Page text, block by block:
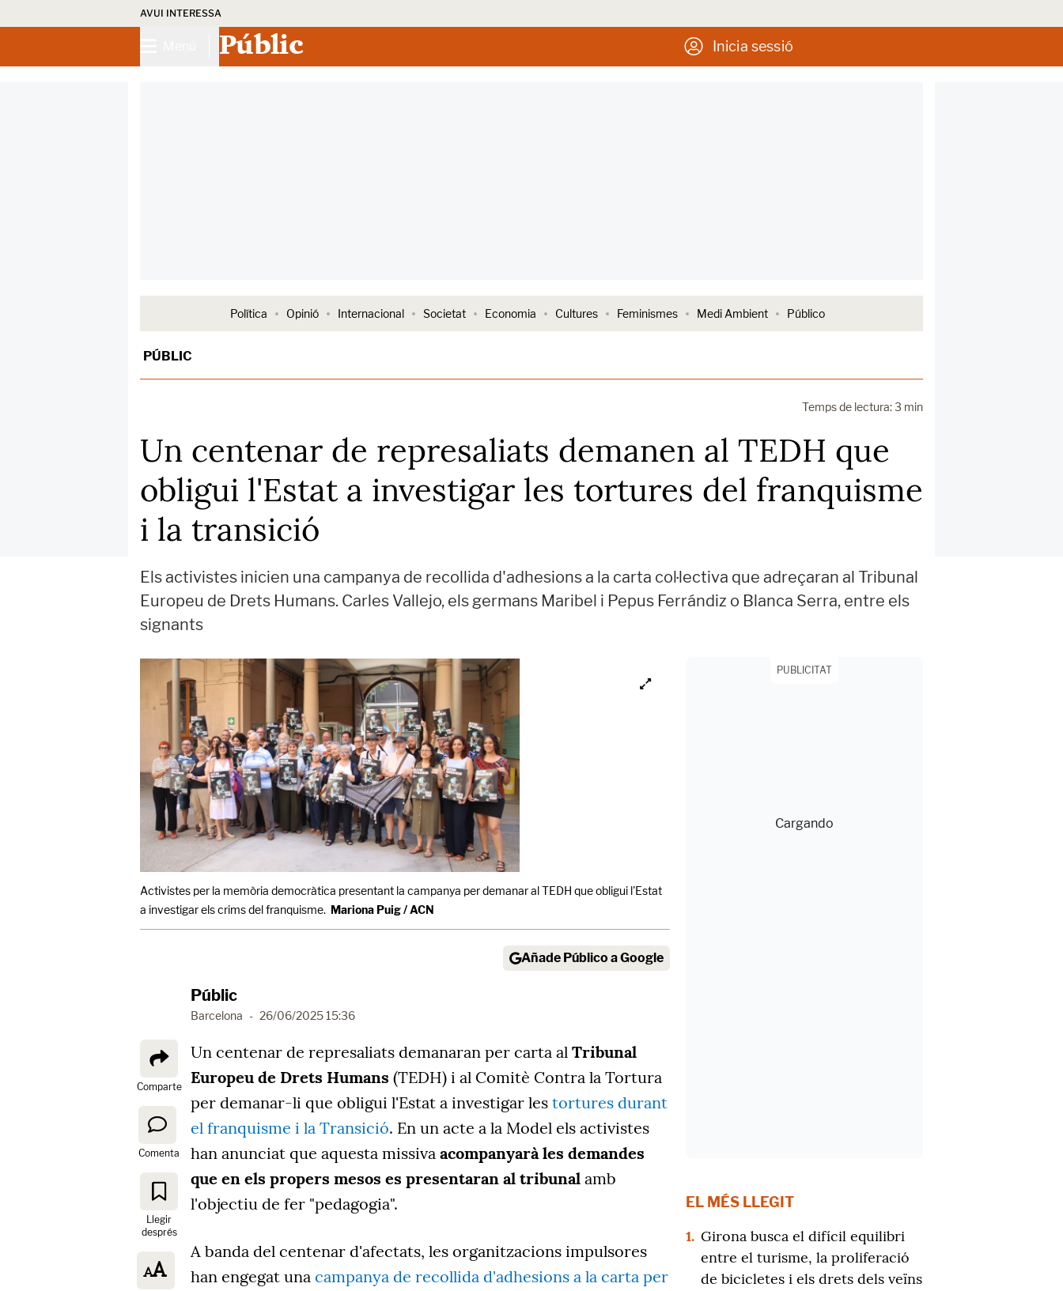
AVUI INTERESSA
Públic Inicia sessió
Política Opinió Internacional Societat Economia Cultures Feminismes Medi Ambient Público
PÚBLIC
Temps de lectura: 3 min
Un centenar de represaliats demanen al TEDH que
obligui l'Estat a investigar les tortures del franquisme
i la transició
Els activistes inicien una campanya de recollida d'adhesions a la carta col·lectiva que adreçaran al Tribunal
Europeu de Drets Humans. Carles Vallejo, els germans Maribel i Pepus Ferrándiz o Blanca Serra, entre els
signants
Activistes per la memòria democràtica presentant la campanya per demanar al TEDH que obligui l'Estat
a investigar els crims del franquisme. Mariona Puig / ACN
Añade Público a Google
Públic
Barcelona - 26/06/2025 15:36
Comparte
Comenta
Llegir
després
Un centenar de represaliats demanaran per carta al Tribunal
Europeu de Drets Humans (TEDH) i al Comitè Contra la Tortura
per demanar-li que obligui l'Estat a investigar les tortures durant
el franquisme i la Transició. En un acte a la Model els activistes
han anunciat que aquesta missiva acompanyarà les demandes
que en els propers mesos es presentaran al tribunal amb
l'objectiu de fer "pedagogia".
A banda del centenar d'afectats, les organitzacions impulsores
han engegat una campanya de recollida d'adhesions a la carta per
PUBLICITAT
EL MÉS LLEGIT
1. Girona busca el difícil equilibri
entre el turisme, la proliferació
de bicicletes i els drets dels veïns